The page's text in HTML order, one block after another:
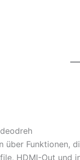
über Funktionen,
HDMI-Out und